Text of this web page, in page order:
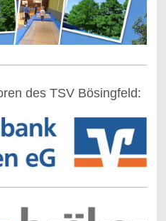
des TSV Bösingfeld: